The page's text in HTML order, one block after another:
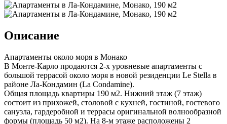
Описание
Апартаменты около моря в Монако
В Монте-Карло продаются 2-х уровневые апартаменты с
большой террасой около моря в новой резиденции Le Stella в
районе Ла-Кондамин (La Condamine).
Общая площадь квартиры 190 м2. Нижний этаж (7 этаж)
состоит из прихожей, столовой с кухней, гостиной, гостевого
санузла, гардеробной и террасы оригинальной волнообразной
формы (площадь 50 м2). На 8-м этаже расположены 2